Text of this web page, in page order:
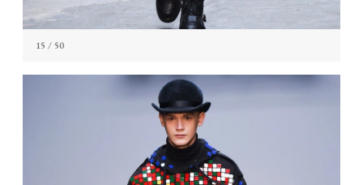
15 / 50